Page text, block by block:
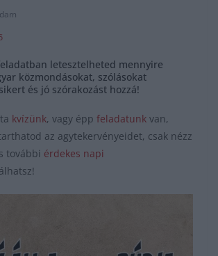
letesztelheted mennyire
közmondásokat, szólásokat
és jó szórakozást hozzá!
kvízünk, vagy épp feladatunk van,
az agytekervényeidet, csak nézz
további érdekes napi